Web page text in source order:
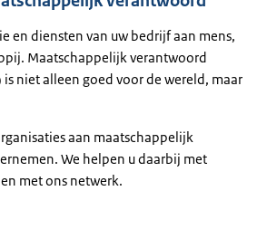
en diensten van uw bedrijf aan mens,
Maatschappelijk verantwoord
niet alleen goed voor de wereld, maar
aan maatschappelijk
We helpen u daarbij met
met ons netwerk.